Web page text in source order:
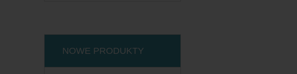
NOWE PRODUKTY